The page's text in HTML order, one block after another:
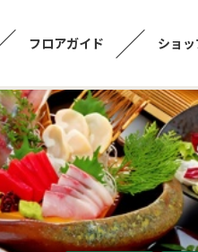
フロアガイド ショ